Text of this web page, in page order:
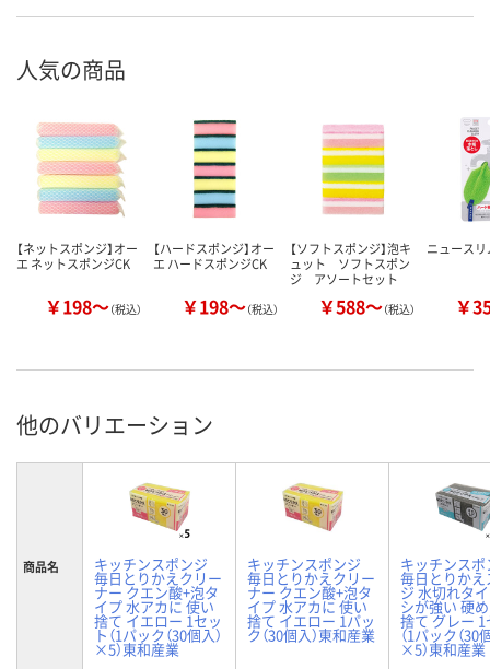
人気の商品
【ネットスポンジ】オー
エ ネットスポンジCK
￥198～（税込）
【ハードスポンジ】オー
エ ハードスポンジCK
￥198～（税込）
【ソフトスポンジ】泡キ
ュット ソフトスポン
ジ アソートセット
￥588～（税込）
ニュース
￥
他のバリエーション
商品名 キッチンスポンジ
毎日とりかえクリー
ナー クエン酸+泡タ
イプ 水アカに 使い
捨て イエロー 1セッ
ト（1パック（30個入）
×5）東和産業
キッチンスポンジ
毎日とりかえクリー
ナー クエン酸+泡タ
イプ 水アカに 使い
捨て イエロー 1パッ
ク（30個入）東和産業
キッチンスポ
毎日とりかえ
ジ 水切れタ
シが強い 硬
捨て グレー
（1パック（30
×5）東和産業